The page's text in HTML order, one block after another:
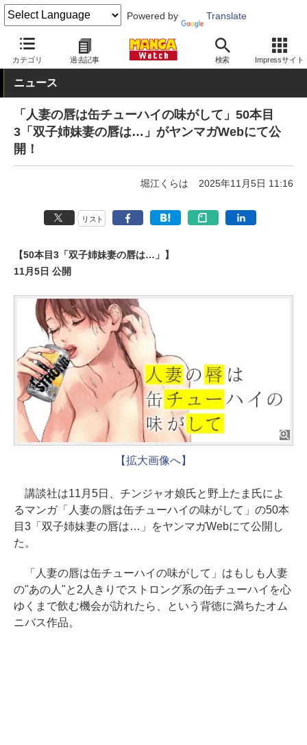
Powered by Translate
カテゴリ 過去記事 検索 Impressサイト
MANGA Watch 青年 人妻の唇は缶チューハイの味がして
ニュース
「人妻の唇は缶チューハイの味がして」50本目
3「双子姉妹妻の唇は…」がヤンマガWebにて公
開！
堀江くらは 2025年11月5日 11:16
リスト
【50本目3「双子姉妹妻の唇は…」】
11月5日 公開
【拡大画像へ】
講談社は11月5日、チンジャオ娘氏と野上たま氏によ
るマンガ「人妻の唇は缶チューハイの味がして」の50本
目3「双子姉妹妻の唇は…」をヤンマガWebにて公開し
た。
「人妻の唇は缶チューハイの味がして」はもしも人妻
の"あの人"と2人きりでストロング系の缶チューハイを心
ゆくまで飲む機会が訪れたら、という背徳に満ちたオム
ニバス作品。